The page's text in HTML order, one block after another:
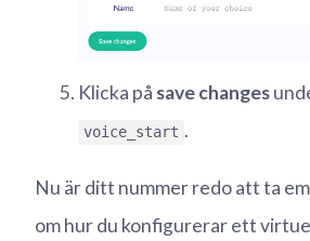
Klicka på save changes
voice_start .
Nu är ditt nummer redo att ta
om hur du konfigurerar ett